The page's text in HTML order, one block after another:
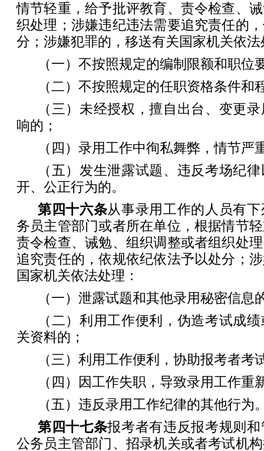
情节轻重，给予批评教育、责令检查、
织处理；涉嫌违纪违法需要追究责任的
分；涉嫌犯罪的，移送有关国家机关依法
（一）不按照规定的编制限额和职位
（二）不按照规定的任职资格条件和
（三）未经授权，擅自出台、变更
响的；
（四）录用工作中徇私舞弊，情节严
（五）发生泄露试题、违反考场纪
开、公正行为的。
第四十六条从事录用工作的人员有
务员主管部门或者所在单位，根据情节
责令检查、诫勉、组织调整或者组织处
追究责任的，依规依纪依法予以处分；
国家机关依法处理：
（一）泄露试题和其他录用秘密信息
（二）利用工作便利，伪造考试成
关资料的；
（三）利用工作便利，协助报考者考
（四）因工作失职，导致录用工作重
（五）违反录用工作纪律的其他行为
第四十七条报考者有违反报考规则
公务员主管部门、招录机关或者考试机